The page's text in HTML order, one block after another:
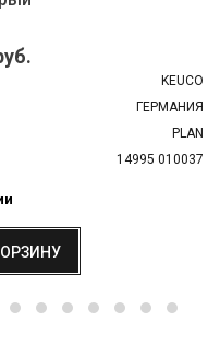
KEUCO
ГЕРМАНИЯ
PLAN
14995 010037